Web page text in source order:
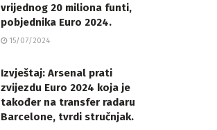
vrijednog 20 miliona funti,
pobjednika Euro 2024.
15/07/2024
Izvještaj: Arsenal prati
zvijezdu Euro 2024 koja je
također na transfer radaru
Barcelone, tvrdi stručnjak.